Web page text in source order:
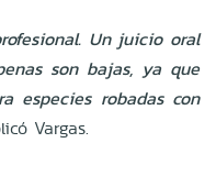
Un juicio oral
son bajas, ya que
especies robadas con
Vargas.